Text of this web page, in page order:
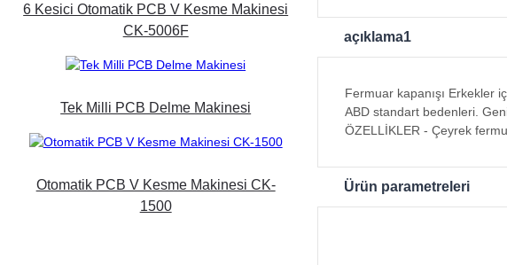
6 Kesici Otomatik PCB V Kesme Makinesi
CK-5006F
Tek Milli PCB Delme Makinesi
Otomatik PCB V Kesme Makinesi CK-
1500
açıklama1
Fermuar kapanışı Erkekler
ABD standart bedenleri.
ÖZELLİKLER - Çeyrek
Ürün parametreleri